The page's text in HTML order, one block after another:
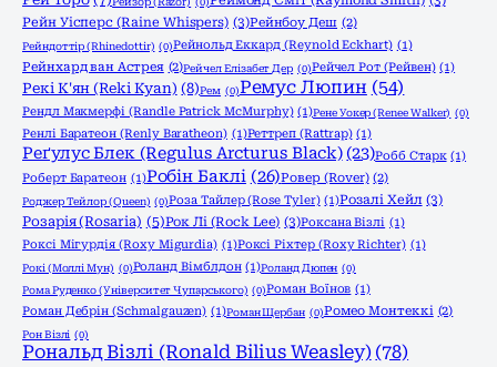
Рейн Уісперс (Raine Whispers) (3)Рейнбоу Деш (2)
Рейндоттір (Rhinedottir) (0)Рейнольд Еккард (Reynold Eckhart) (1)
Рейнхард ван Астрея (2)Рейчел Елізабет Дер (0)Рейчел Рот (Рейвен) (1)
Рекі К'ян (Reki Kyan) (8)Рем (0)Ремус Люпин (54)
Рендл Макмерфі (Randle Patrick McMurphy) (1)Рене Уокер (Renee Walker) (0)
Ренлі Баратеон (Renly Baratheon) (1)Реттреп (Rattrap) (1)
Реґулус Блек (Regulus Arcturus Black) (23)Робб Старк (1)
Роберт Баратеон (1)Робін Баклі (26)Ровер (Rover) (2)
Роджер Тейлор (Queen) (0)Роза Тайлер (Rose Tyler) (1)Розалі Хейл (3)
Розарія (Rosaria) (5)Рок Лі (Rock Lee) (3)Роксана Візлі (1)
Роксі Мігурдія (Roxy Migurdia) (1)Роксі Ріхтер (Roxy Richter) (1)
Рокі (Моллі Мун) (0)Роланд Вімблдон (1)Роланд Дюпен (0)
Рома Руденко (Університет Чупарського) (0)Роман Воїнов (1)
Роман Дебрін (Schmalgauzen) (1)Роман Щербан (0)Ромео Монтеккі (2)
Рон Візлі (0)
Рональд Візлі (Ronald Bilius Weasley) (78)